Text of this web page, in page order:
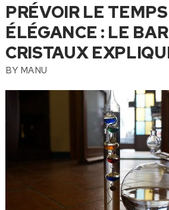
PRÉVOIR LE
ÉLÉGANCE : LE
CRISTAUX
BY MANU